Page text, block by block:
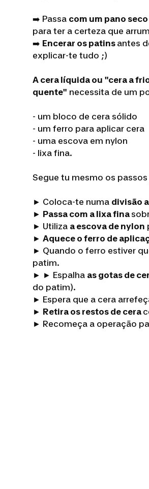
➡️ Passa com um pano seco
para ter a certeza que
➡️ Encerar os patins antes
explicar-te tudo ;)
A cera líquida ou "cera a
quente" necessita de um
- um bloco de cera sólido
- um ferro para aplicar cera
- uma escova em nylon
- lixa fina.
Segue tu mesmo os
► Coloca-te numa divisão
► Passa com a lixa fina
► Utiliza a escova de nylon
► Aquece o ferro de
► Quando o ferro estiver
patim.
► ► Espalha as gotas de
do patim).
► Espera que a cera
► Retira os restos de cera
► Recomeça a operação